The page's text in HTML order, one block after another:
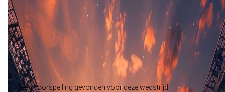
FK Haugesund
Alle wedstrijden
Lillestroem - FK Haugesund
Opstellingen
Voorspelling
Voorbeschouwing
Geen voorspelling gevonden voor deze wedstrijd.